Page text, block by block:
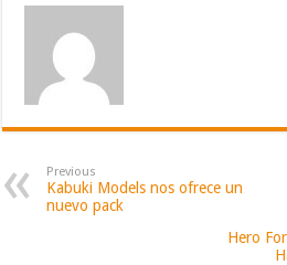
Previous
Kabuki Models nos ofrece un
nuevo pack
Hero